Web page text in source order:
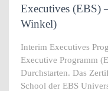
Executives (EBS)
Winkel)
Interim Executives
Executive Programm
Durchstarten. Das
School der EBS